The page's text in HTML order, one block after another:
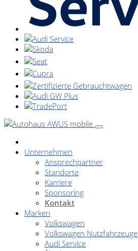
Unternehmen
Ansprechpartner
Standorte
Karriere
Sponsoring
Kontakt
Marken
Volkswagen
Volkswagen Nutzfahrzeuge
Audi Service